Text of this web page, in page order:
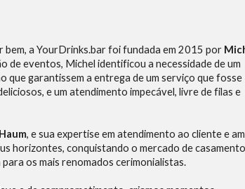
a YourDrinks.bar foi fundada em 2015 por
de eventos, Michel identificou a necessidade de um
que garantissem a entrega de um serviço que fosse
e um atendimento impecável, livre de filas e
, e sua expertise em atendimento ao cliente e
horizontes, conquistando o mercado de
os mais renomados cerimonialistas.